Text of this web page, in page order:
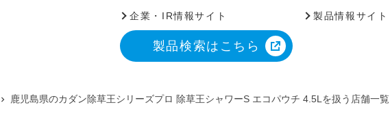
企業・IR情報サイト 製品情報サイト
製品検索はこちら
鹿児島県のカダン除草王シリーズプロ 除草王シャワーS エコパウチ 4.5Lを扱う店舗一覧